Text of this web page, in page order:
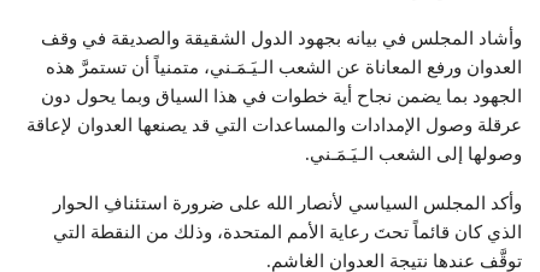
وأشاد المجلس في بيانه بجهود الدول الشقيقة والصديقة في وقف
العدوان ورفع المعاناة عن الشعب الـيَـمَـني، متمنياً أن تستمرَّ هذه
الجهود بما يضمن نجاح أية خطوات في هذا السياق وبما يحول دون
عرقلة وصول الإمدادات والمساعدات التي قد يصنعها العدوان لإعاقة
وصولها إلى الشعب الـيَـمَـني.
وأكد المجلس السياسي لأنصار الله على ضرورة استئنافِ الحوار
الذي كان قائماً تحتَ رعاية الأمم المتحدة، وذلك من النقطة التي
توقَّف عندها نتيجة العدوان الغاشم.